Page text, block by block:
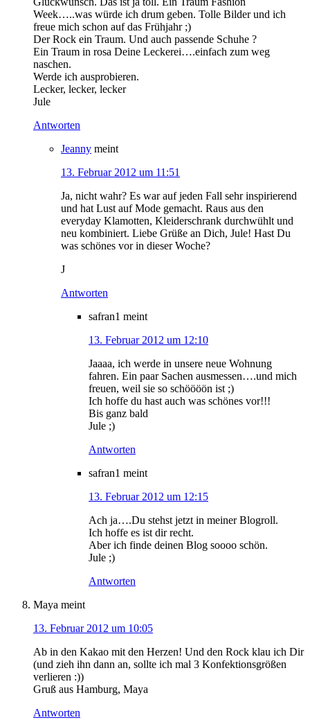
Week…..was würde ich drum geben. Tolle Bilder und ich
freue mich schon auf das Frühjahr ;)
Der Rock ein Traum. Und auch passende Schuhe ?
Ein Traum in rosa Deine Leckerei….einfach zum weg
naschen.
Werde ich ausprobieren.
Lecker, lecker, lecker
Jule
Antworten
Jeanny meint
13. Februar 2012 um 11:51
Ja, nicht wahr? Es war auf jeden Fall sehr inspirierend
und hat Lust auf Mode gemacht. Raus aus den
everyday Klamotten, Kleiderschrank durchwühlt und
neu kombiniert. Liebe Grüße an Dich, Jule! Hast Du
was schönes vor in dieser Woche?
J
Antworten
safran1 meint
13. Februar 2012 um 12:10
Jaaaa, ich werde in unsere neue Wohnung
fahren. Ein paar Sachen ausmessen….und mich
freuen, weil sie so schöööön ist ;)
Ich hoffe du hast auch was schönes vor!!!
Bis ganz bald
Jule ;)
Antworten
safran1 meint
13. Februar 2012 um 12:15
Ach ja….Du stehst jetzt in meiner Blogroll.
Ich hoffe es ist dir recht.
Aber ich finde deinen Blog soooo schön.
Jule ;)
Antworten
Maya meint
13. Februar 2012 um 10:05
Ab in den Kakao mit den Herzen! Und den Rock klau ich Dir
(und zieh ihn dann an, sollte ich mal 3 Konfektionsgrößen
verlieren :))
Gruß aus Hamburg, Maya
Antworten